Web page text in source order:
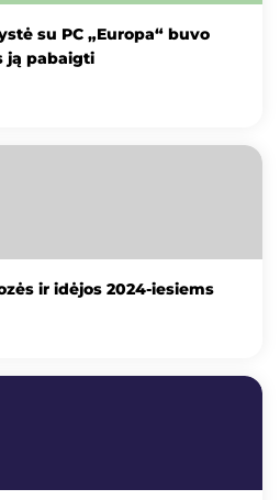
su PC „Europa“ buvo
ją pabaigti
ir idėjos 2024-iesiems